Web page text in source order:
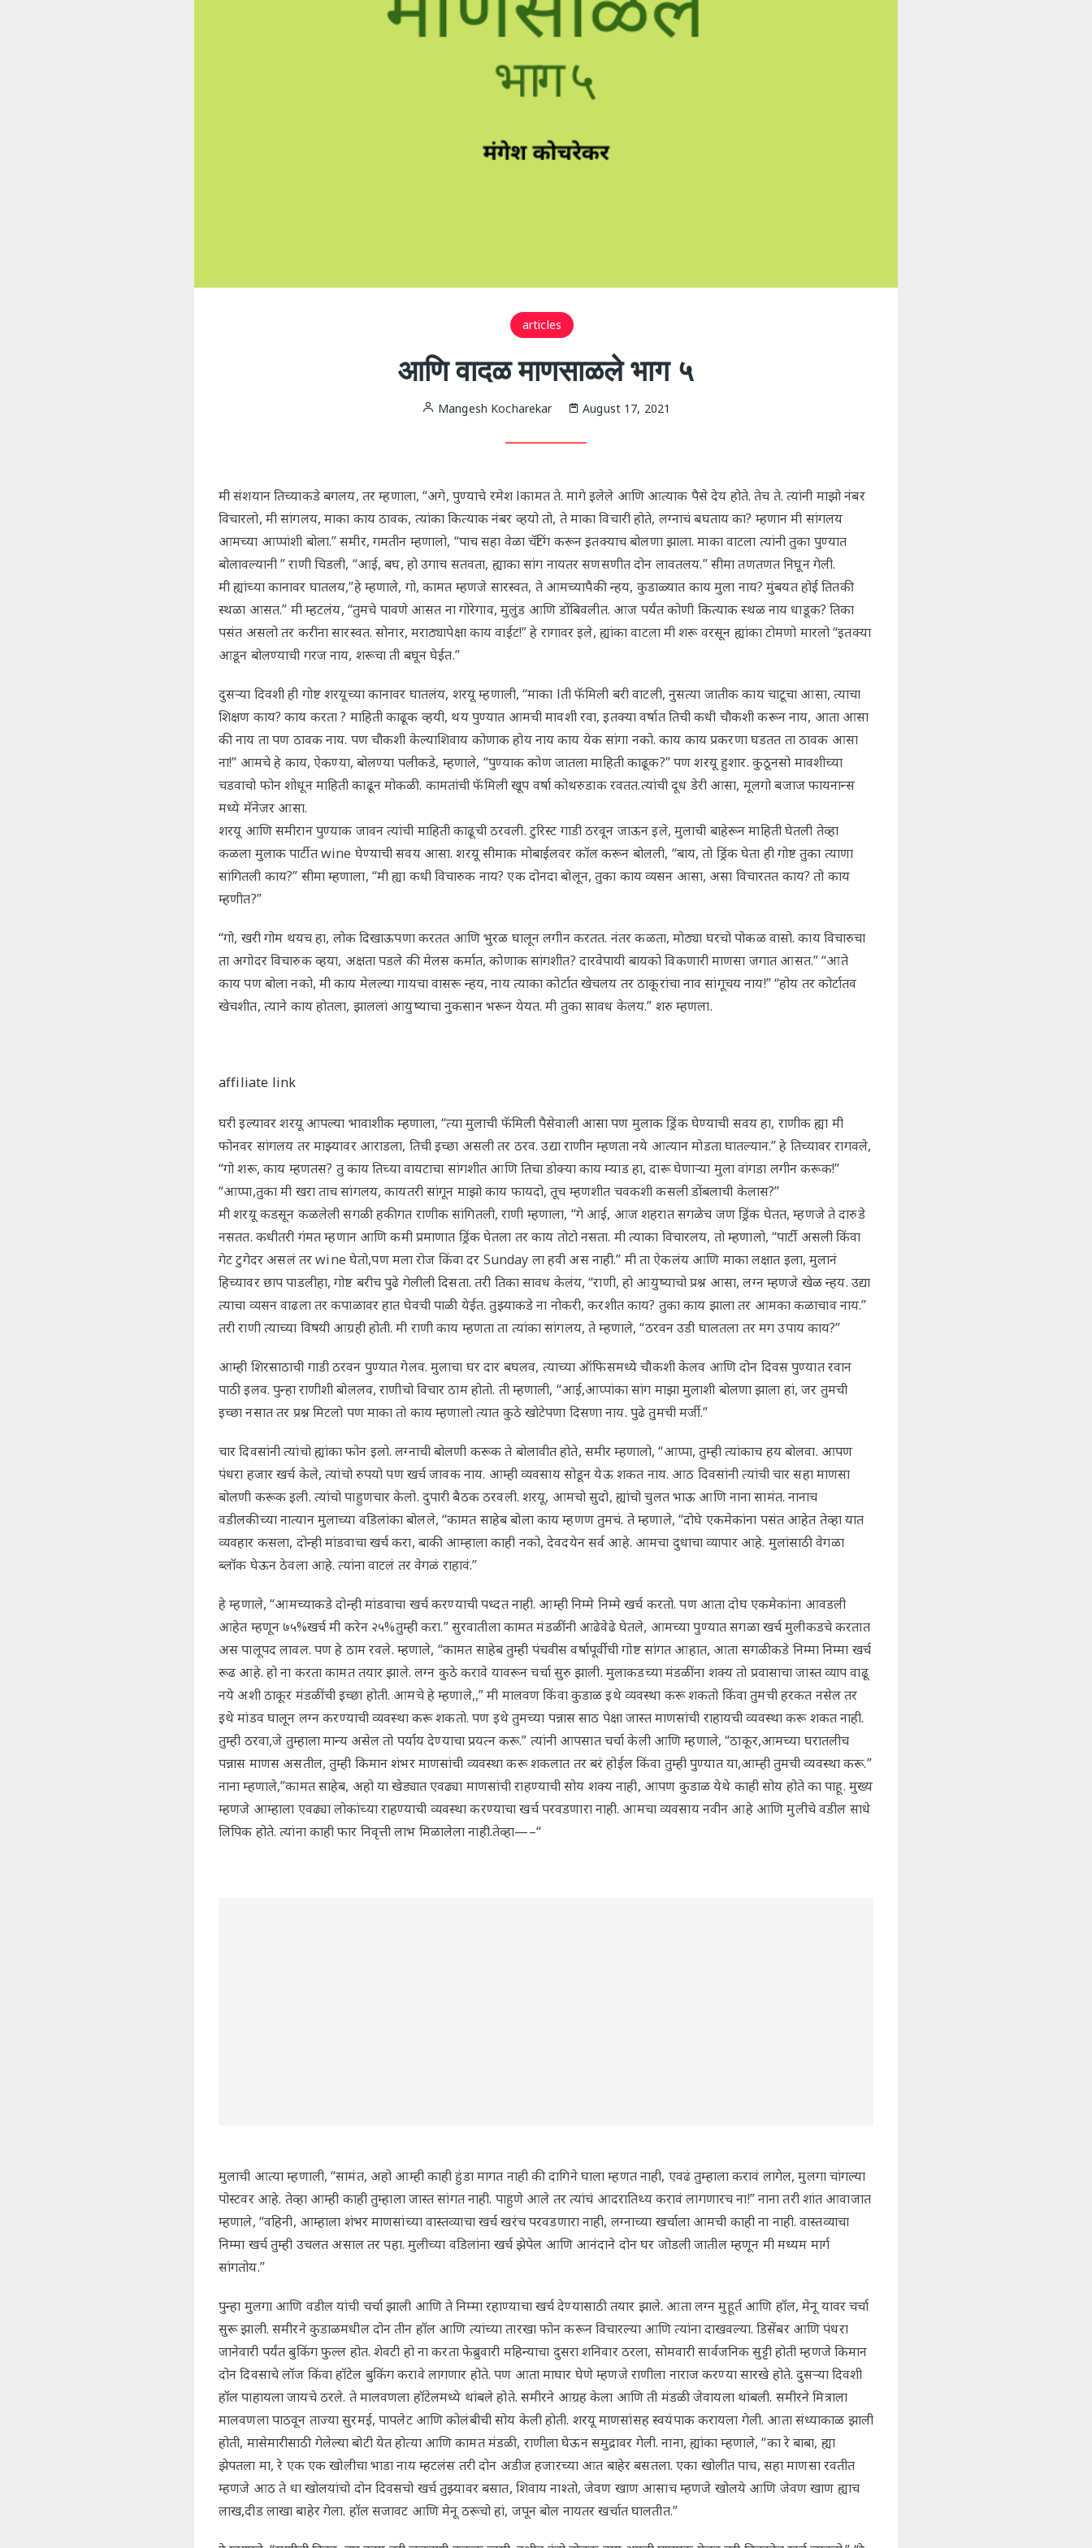
articles
आणि वादळ माणसाळले भाग ५
Mangesh Kocharekar August 17, 2021
मी संशयान तिच्याकडे बगलय, तर म्हणाला, “अगे, पुण्याचे रमेश lकामत ते. मागे इलेले आणि आत्याक पैसे देय होते. तेच ते. त्यांनी माझो नंबर
विचारलो, मी सांगलय, माका काय ठावक, त्यांका कित्याक नंबर व्हयो तो, ते माका विचारी होते, लग्नाचं बघताय का? म्हणान मी सांगलय
आमच्या आप्पांशी बोला.” समीर, गमतीन म्हणालो, “पाच सहा वेळा चॅटिंग करून इतक्याच बोलणा झाला. माका वाटला त्यांनी तुका पुण्यात
बोलावल्यानी ” राणी चिडली, “आई, बघ, हो उगाच सतवता, ह्याका सांग नायतर सणसणीत दोन लावतलय.” सीमा तणतणत निघून गेली.
मी ह्यांच्या कानावर घातलय,”हे म्हणाले, गो, कामत म्हणजे सारस्वत, ते आमच्यापैकी न्हय, कुडाळ्यात काय मुला नाय? मुंबयत होई तितकी
स्थळा आसत.” मी म्हटलंय, “तुमचे पावणे आसत ना गोरेगाव, मुलुंड आणि डोंबिवलीत. आज पर्यंत कोणी कित्याक स्थळ नाय धाडूक? तिका
पसंत असलो तर करीना सारस्वत. सोनार, मराठ्यापेक्षा काय वाईट!” हे रागावर इले, ह्यांका वाटला मी शरू वरसून ह्यांका टोमणो मारलो “इतक्या
आडून बोलण्याची गरज नाय, शरूचा ती बघून घेईत.”
दुसऱ्या दिवशी ही गोष्ट शरयूच्या कानावर घातलंय, शरयू म्हणाली, “माका lती फॅमिली बरी वाटली, नुसत्या जातीक काय चाटूचा आसा, त्याचा
शिक्षण काय? काय करता ? माहिती काढूक व्हयी, थय पुण्यात आमची मावशी रवा, इतक्या वर्षात तिची कधी चौकशी करून नाय, आता आसा
की नाय ता पण ठावक नाय. पण चौकशी केल्याशिवाय कोणाक होय नाय काय येक सांगा नको. काय काय प्रकरणा घडतत ता ठावक आसा
ना!” आमचे हे काय, ऐकण्या, बोलण्या पलीकडे, म्हणाले, “पुण्याक कोण जातला माहिती काढूक?” पण शरयू हुशार. कुठूनसो मावशीच्या
चडवाचो फोन शोधून माहिती काढून मोकळी. कामतांची फॅमिली खूप वर्षा कोथरुडाक रवतत.त्यांची दूध डेरी आसा, मूलगो बजाज फायनान्स
मध्ये मॅनेजर आसा.
शरयू आणि समीरान पुण्याक जावन त्यांची माहिती काढूची ठरवली. टुरिस्ट गाडी ठरवून जाऊन इले, मुलाची बाहेरून माहिती घेतली तेव्हा
कळला मुलाक पार्टीत wine घेण्याची सवय आसा. शरयू सीमाक मोबाईलवर कॉल करून बोलली, “बाय, तो ड्रिंक घेता ही गोष्ट तुका त्याणा
सांगितली काय?” सीमा म्हणाला, “मी ह्या कधी विचारुक नाय? एक दोनदा बोलून, तुका काय व्यसन आसा, असा विचारतत काय? तो काय
म्हणीत?”
“गो, खरी गोम थयच हा, लोक दिखाऊपणा करतत आणि भुरळ घालून लगीन करतत. नंतर कळता, मोठ्या घरचो पोकळ वासो. काय विचारुचा
ता अगोदर विचारुक व्हया, अक्षता पडले की मेलस कर्मात, कोणाक सांगशीत? दारवेपायी बायको विकणारी माणसा जगात आसत.” “आते
काय पण बोला नको, मी काय मेलल्या गायचा वासरू न्हय, नाय त्याका कोर्टात खेचलय तर ठाकूरांचा नाव सांगूचय नाय!” “होय तर कोर्टातव
खेचशीत, त्याने काय होतला, झाललां आयुष्याचा नुकसान भरून येयत. मी तुका सावध केलय.” शरु म्हणला.
affiliate link
घरी इल्यावर शरयू आपल्या भावाशीक म्हणाला, “त्या मुलाची फॅमिली पैसेवाली आसा पण मुलाक ड्रिंक घेण्याची सवय हा, राणीक ह्या मी
फोनवर सांगलय तर माझ्यावर आराडला, तिची इच्छा असली तर ठरव. उद्या राणीन म्हणता नये आत्यान मोडता घातल्यान.” हे तिच्यावर रागवले,
“गो शरू, काय म्हणतस? तु काय तिच्या वायटाचा सांगशीत आणि तिचा डोक्या काय म्याड हा, दारू घेणाऱ्या मुला वांगडा लगीन करूक!”
“आप्पा,तुका मी खरा ताच सांगलय, कायतरी सांगून माझो काय फायदो, तूच म्हणशीत चवकशी कसली डोंबलाची केलास?”
मी शरयू कडसून कळलेली सगळी हकीगत राणीक सांगितली, राणी म्हणाला, “गे आई, आज शहरात सगळेच जण ड्रिंक घेतत, म्हणजे ते दारुडे
नसतत. कधीतरी गंमत म्हणान आणि कमी प्रमाणात ड्रिंक घेतला तर काय तोटो नसता. मी त्याका विचारलय, तो म्हणालो, “पार्टी असली किंवा
गेट टुगेदर असलं तर wine घेतो,पण मला रोज किंवा दर Sunday ला हवी अस नाही.” मी ता ऐकलंय आणि माका लक्षात इला, मुलानं
हिच्यावर छाप पाडलीहा, गोष्ट बरीच पुढे गेलीली दिसता. तरी तिका सावध केलंय, “राणी, हो आयुष्याचो प्रश्न आसा, लग्न म्हणजे खेळ न्हय. उद्या
त्याचा व्यसन वाढला तर कपाळावर हात घेवची पाळी येईत. तुझ्याकडे ना नोकरी, करशीत काय? तुका काय झाला तर आमका कळाचाव नाय.”
तरी राणी त्याच्या विषयी आग्रही होती. मी राणी काय म्हणता ता त्यांका सांगलय, ते म्हणाले, “ठरवन उडी घालतला तर मग उपाय काय?”
आम्ही शिरसाठाची गाडी ठरवन पुण्यात गेलव. मुलाचा घर दार बघलव, त्याच्या ऑफिसमध्ये चौकशी केलव आणि दोन दिवस पुण्यात रवान
पाठी इलव. पुन्हा राणीशी बोललव, राणीचो विचार ठाम होतो. ती म्हणाली, “आई,आप्पांका सांग माझा मुलाशी बोलणा झाला हां, जर तुमची
इच्छा नसात तर प्रश्न मिटलो पण माका तो काय म्हणालो त्यात कुठे खोटेपणा दिसणा नाय. पुढे तुमची मर्जी.”
चार दिवसांनी त्यांचो ह्यांका फोन इलो. लग्नाची बोलणी करूक ते बोलावीत होते, समीर म्हणालो, “आप्पा, तुम्ही त्यांकाच हय बोलवा. आपण
पंधरा हजार खर्च केले, त्यांचो रुपयो पण खर्च जावक नाय. आम्ही व्यवसाय सोडून येऊ शकत नाय. आठ दिवसांनी त्यांची चार सहा माणसा
बोलणी करूक इली. त्यांचो पाहुणचार केलो. दुपारी बैठक ठरवली. शरयू, आमचो सुदो, ह्यांचो चुलत भाऊ आणि नाना सामंत. नानाच
वडीलकीच्या नात्यान मुलाच्या वडिलांका बोलले, “कामत साहेब बोला काय म्हणण तुमचं. ते म्हणाले, “दोघे एकमेकांना पसंत आहेत तेव्हा यात
व्यवहार कसला, दोन्ही मांडवाचा खर्च करा, बाकी आम्हाला काही नको, देवदयेन सर्व आहे. आमचा दुधाचा व्यापार आहे. मुलांसाठी वेगळा
ब्लॉक घेऊन ठेवला आहे. त्यांना वाटलं तर वेगळं राहावं.”
हे म्हणाले, “आमच्याकडे दोन्ही मांडवाचा खर्च करण्याची पध्दत नाही. आम्ही निम्मे निम्मे खर्च करतो. पण आता दोघ एकमेकांना आवडली
आहेत म्हणून ७५%खर्च मी करेन २५%तुम्ही करा.” सुरवातीला कामत मंडळींनी आढेवेढे घेतले, आमच्या पुण्यात सगळा खर्च मुलीकडचे करतात
अस पालूपद लावल. पण हे ठाम रवले. म्हणाले, “कामत साहेब तुम्ही पंचवीस वर्षापूर्वीची गोष्ट सांगत आहात, आता सगळीकडे निम्मा निम्मा खर्च
रूढ आहे. हो ना करता कामत तयार झाले. लग्न कुठे करावे यावरून चर्चा सुरु झाली. मुलाकडच्या मंडळींना शक्य तो प्रवासाचा जास्त व्याप वाढू
नये अशी ठाकूर मंडळींची इच्छा होती. आमचे हे म्हणाले,,” मी मालवण किंवा कुडाळ इथे व्यवस्था करू शकतो किंवा तुमची हरकत नसेल तर
इथे मांडव घालून लग्न करण्याची व्यवस्था करू शकतो. पण इथे तुमच्या पन्नास साठ पेक्षा जास्त माणसांची राहायची व्यवस्था करू शकत नाही.
तुम्ही ठरवा,जे तुम्हाला मान्य असेल तो पर्याय देण्याचा प्रयत्न करू.” त्यांनी आपसात चर्चा केली आणि म्हणाले, “ठाकूर,आमच्या घरातलीच
पन्नास माणस असतील, तुम्ही किमान शंभर माणसांची व्यवस्था करू शकलात तर बरं होईल किंवा तुम्ही पुण्यात या,आम्ही तुमची व्यवस्था करू.”
नाना म्हणाले,”कामत साहेब, अहो या खेड्यात एवढ्या माणसांची राहण्याची सोय शक्य नाही, आपण कुडाळ येथे काही सोय होते का पाहू. मुख्य
म्हणजे आम्हाला एवढ्या लोकांच्या राहण्याची व्यवस्था करण्याचा खर्च परवडणारा नाही. आमचा व्यवसाय नवीन आहे आणि मुलीचे वडील साधे
लिपिक होते. त्यांना काही फार निवृत्ती लाभ मिळालेला नाही.तेव्हा—–“
मुलाची आत्या म्हणाली, “सामंत, अहो आम्ही काही हुंडा मागत नाही की दागिने घाला म्हणत नाही, एवढं तुम्हाला करावं लागेल, मुलगा चांगल्या
पोस्टवर आहे. तेव्हा आम्ही काही तुम्हाला जास्त सांगत नाही. पाहुणे आले तर त्यांचं आदरातिथ्य करावं लागणारच ना!” नाना तरी शांत आवाजात
म्हणाले, “वहिनी, आम्हाला शंभर माणसांच्या वास्तव्याचा खर्च खरंच परवडणारा नाही, लग्नाच्या खर्चाला आमची काही ना नाही. वास्तव्याचा
निम्मा खर्च तुम्ही उचलत असाल तर पहा. मुलीच्या वडिलांना खर्च झेपेल आणि आनंदाने दोन घर जोडली जातील म्हणून मी मध्यम मार्ग
सांगतोय.”
पुन्हा मुलगा आणि वडील यांची चर्चा झाली आणि ते निम्मा रहाण्याचा खर्च देण्यासाठी तयार झाले. आता लग्न मुहूर्त आणि हॉल, मेनू यावर चर्चा
सुरू झाली. समीरने कुडाळमधील दोन तीन हॉल आणि त्यांच्या तारखा फोन करून विचारल्या आणि त्यांना दाखवल्या. डिसेंबर आणि पंधरा
जानेवारी पर्यंत बुकिंग फुल्ल होत. शेवटी हो ना करता फेब्रुवारी महिन्याचा दुसरा शनिवार ठरला, सोमवारी सार्वजनिक सुट्टी होती म्हणजे किमान
दोन दिवसाचे लॉज किंवा हॉटेल बुकिंग करावे लागणार होते. पण आता माघार घेणे म्हणजे राणीला नाराज करण्या सारखे होते. दुसऱ्या दिवशी
हॉल पाहायला जायचे ठरले. ते मालवणला हॉटेलमध्ये थांबले होते. समीरने आग्रह केला आणि ती मंडळी जेवायला थांबली. समीरने मित्राला
मालवणला पाठवून ताज्या सुरमई, पापलेट आणि कोलंबीची सोय केली होती. शरयू माणसांसह स्वयंपाक करायला गेली. आता संध्याकाळ झाली
होती, मासेमारीसाठी गेलेल्या बोटी येत होत्या आणि कामत मंडळी, राणीला घेऊन समुद्रावर गेली. नाना, ह्यांका म्हणाले, “का रे बाबा, ह्या
झेपतला मा, रे एक एक खोलीचा भाडा नाय म्हटलंस तरी दोन अडीज हजारच्या आत बाहेर बसतला. एका खोलीत पाच, सहा माणसा रवतीत
म्हणजे आठ ते धा खोलयांचो दोन दिवसचो खर्च तुझ्यावर बसात, शिवाय नाश्तो, जेवण खाण आसाच म्हणजे खोलये आणि जेवण खाण ह्याच
लाख,दीड लाखा बाहेर गेला. हॉल सजावट आणि मेनू ठरूचो हां, जपून बोल नायतर खर्चात घालतीत.”